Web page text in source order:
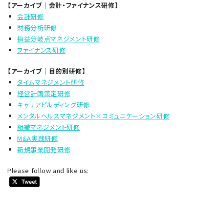
【アーカイブ｜会計・ファイナンス研修】
会計研修
財務分析研修
損益分岐点マネジメント研修
ファイナンス研修
【アーカイブ｜目的別研修】
タイムマネジメント研修
経営計画策定研修
キャリアビルディング研修
メンタルヘルスマネジメント×コミュニケーション研修
組織マネジメント研修
M&A実践研修
新規事業開発研修
Please follow and like us: